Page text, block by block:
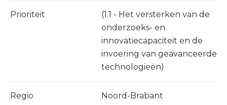
Prioriteit
(1.1 - Het versterken van de
onderzoeks- en
innovatiecapaciteit en de
invoering van geavanceerde
technologieën)
Regio Noord-Brabant